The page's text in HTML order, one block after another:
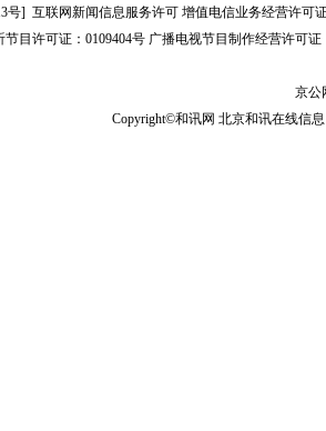
号]互联网新闻信息服务许可 增值电信业务经营许可
目许可证：0109404号 广播电视节目制作经营许可证
京公
Copyright©和讯网 北京和讯在线信